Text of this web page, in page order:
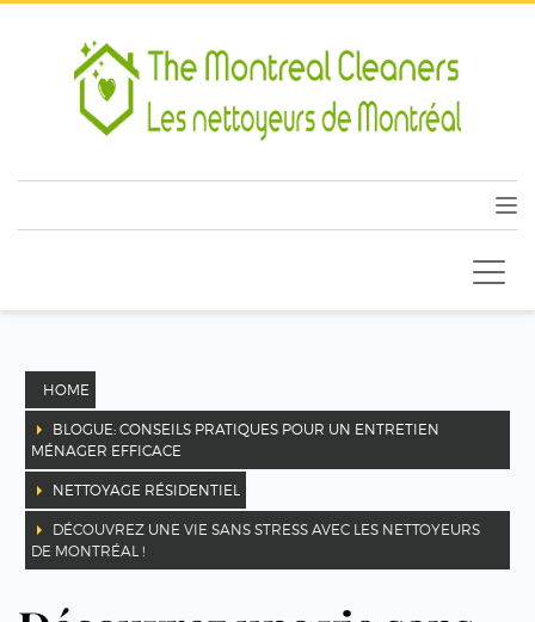
HOME
BLOGUE: CONSEILS PRATIQUES POUR UN ENTRETIEN
MÉNAGER EFFICACE
NETTOYAGE RÉSIDENTIEL
DÉCOUVREZ UNE VIE SANS STRESS AVEC LES NETTOYEURS
DE MONTRÉAL !